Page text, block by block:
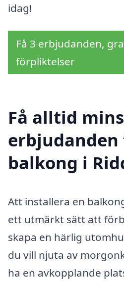
idag!
Få 3 erbjudanden,
förpliktelser
Få alltid
erbjudanden
balkong i
Att installera en
ett utmärkt sätt att
skapa en härlig
du vill njuta av
ha en avkopplande